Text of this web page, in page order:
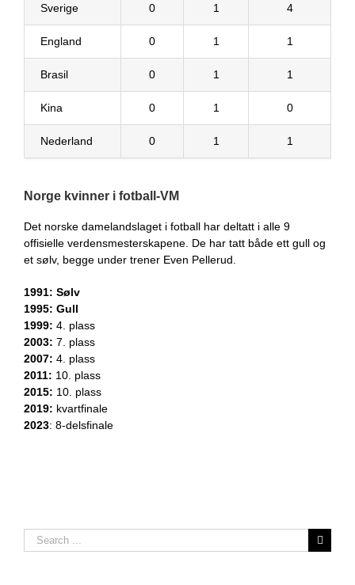
Sverige 0 1 4
England 0 1 1
Brasil 0 1 1
Kina 0 1 0
Nederland 0 1 1
Norge kvinner i fotball-VM
Det norske damelandslaget i fotball har deltatt i alle 9
offisielle verdensmesterskapene. De har tatt både ett gull og
et sølv, begge under trener Even Pellerud.
1991: Sølv
1995: Gull
1999: 4. plass
2003: 7. plass
2007: 4. plass
2011: 10. plass
2015: 10. plass
2019: kvartfinale
2023: 8-delsfinale
Search
for: